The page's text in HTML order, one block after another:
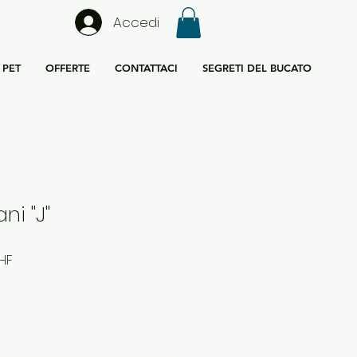
Accedi
PET OFFERTE CONTATTACI SEGRETI DEL BUCATO
"J"